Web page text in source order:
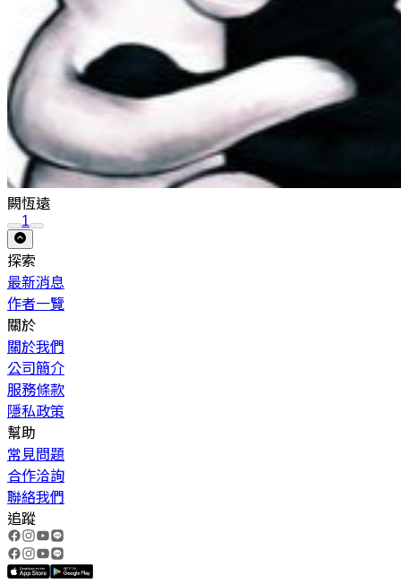
闕恆遠
1
探索
最新消息
作者一覽
關於
關於我們
公司簡介
服務條款
隱私政策
幫助
常見問題
合作洽詢
聯絡我們
追蹤